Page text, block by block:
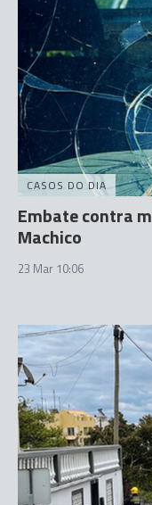
CASOS DO DIA
Embate contra
Machico
23 Mar 10:06